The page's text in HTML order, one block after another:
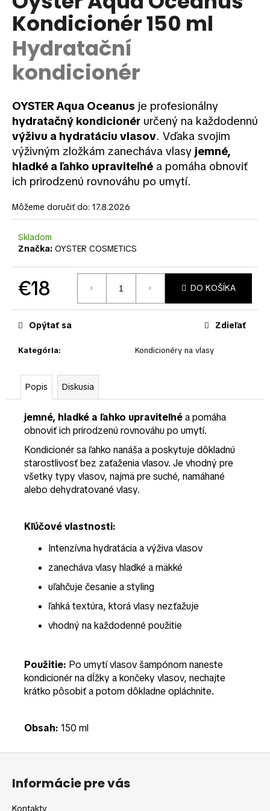
je
0,0
hviezdičiek.
Kondicionér 150 ml
Hydratační
kondicionér
OYSTER Aqua Oceanus je profesionálny
hydratačný kondicionér určený na každodennú
výživu a hydratáciu vlasov. Vďaka svojim
výživným zložkám zanecháva vlasy jemné,
hladké a ľahko upraviteľné a pomáha obnoviť
ich prirodzenú rovnováhu po umytí.
Môžeme doručiť do: 17.8.2026
Skladom
Značka: OYSTER COSMETICS
€18 DO KOŠÍKA
Kategória: Kondicionéry na vlasy
Opýtať sa Zdieľať
Popis Diskusia
jemné, hladké a ľahko upraviteľnéa pomáha
obnoviť ich prirodzenú rovnováhu po umytí.
Kondicionér sa ľahko nanáša a poskytuje dôkladnú
starostlivosť bez zaťaženia vlasov. Je vhodný pre
všetky typy vlasov, najmä pre suché, namáhané
alebo dehydratované vlasy.
Kľúčové vlastnosti:
Intenzívna hydratácia a výživa vlasov
zanecháva vlasy hladké a mäkké
uľahčuje česanie a styling
ľahká textúra, ktorá vlasy nezťažuje
vhodný na každodenné použitie
Použitie: Po umytí vlasov šampónom naneste
kondicionér na dĺžky a končeky vlasov, nechajte
krátko pôsobiť a potom dôkladne opláchnite.
Obsah: 150 ml
á
j
s
ť
?
HĽADAŤ
d
p
o
č
a
m
e
Z
Informácie pre vás
Kontakty